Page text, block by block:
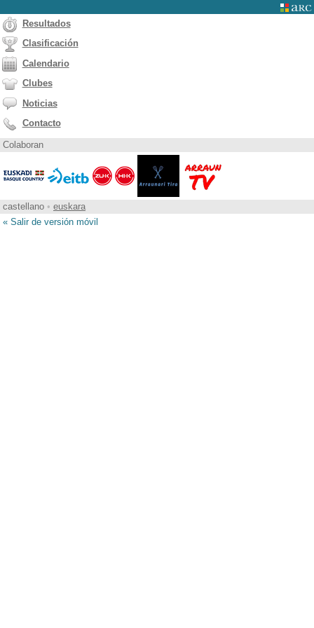
Resultados
Clasificación
Calendario
Clubes
Noticias
Contacto
Colaboran
castellano • euskara
« Salir de versión móvil